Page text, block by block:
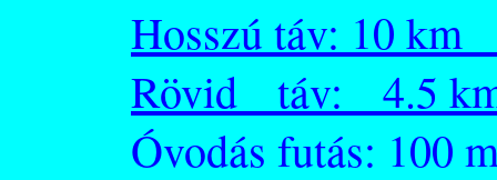
Hosszú táv: 10 km
Rövid táv: 4.5
Óvodás futás: 100